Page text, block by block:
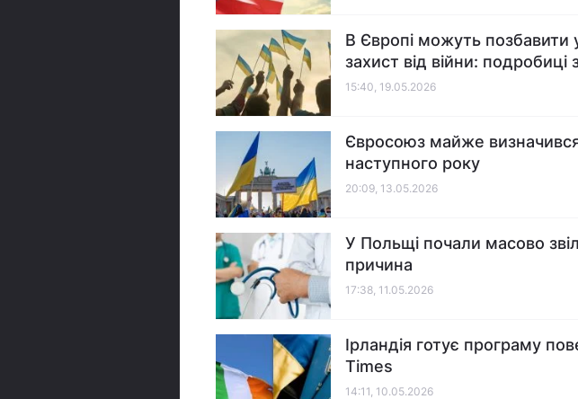
В Європі можуть позбавити
захист від війни: подробиці
15:40, 19.05.2026
Євросоюз майже
наступного року
20:09, 13.05.2026
У Польщі почали масово
причина
17:38, 11.05.2026
Ірландія готує програму
Times
14:11, 10.05.2026